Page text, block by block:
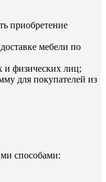
приобретение
мебели по
и физических лиц;
для покупателей из
способами: